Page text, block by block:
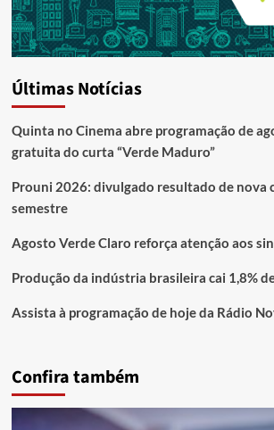
Últimas Notícias
Quinta no Cinema abre programação de
gratuita do curta “Verde Maduro”
Prouni 2026: divulgado resultado de nova
semestre
Agosto Verde Claro reforça atenção aos
Produção da indústria brasileira cai 1,8%
Assista à programação de hoje da Rádio
Confira também